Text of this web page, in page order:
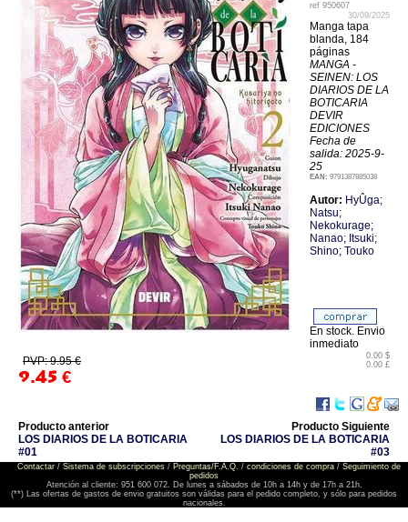
ref 950607
30/09/2025
Manga tapa
blanda, 184
páginas
MANGA -
SEINEN: LOS
DIARIOS DE LA
BOTICARIA
DEVIR
EDICIONES
Fecha de
salida: 2025-9-
25
EAN: 9791387885038
Autor: HyÛga;
Natsu;
Nekokurage;
Nanao; Itsuki;
Shino; Touko
PVP: 9.95 €
9.45 €
0.00 $
0.00 £
En stock. Envio
inmediato
Producto anterior
LOS DIARIOS DE LA BOTICARIA
#01
Producto Siguiente
LOS DIARIOS DE LA BOTICARIA
#03
Contactar/ Sistema de subscripciones/ Preguntas/F.A.Q. / condiciones de compra/ Seguimiento de
pedidos
Atención al cliente: 951 600 072. De lunes a sábados de 10h a 14h y de 17h a 21h.
(**) Las ofertas de gastos de envio gratuitos son válidas para el pedido completo, y sólo para pedidos
nacionales.